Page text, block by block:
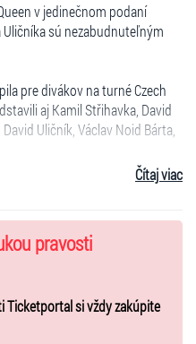
v jedinečnom podaní
sú nezabudnuteľným
pre divákov na turné Czech
aj Kamil Střihavka, David
Uličník, Václav Noid Bárta,
Čítaj viac
pravosti
Ticketportal si vždy zakúpite